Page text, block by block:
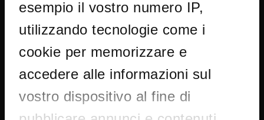
esempio il vostro numero IP,
utilizzando tecnologie come i
cookie per memorizzare e
accedere alle informazioni sul
vostro dispositivo al fine di
Amministrazione trasparente
Albo Ufficiale
Concorsi
Gare di appalto